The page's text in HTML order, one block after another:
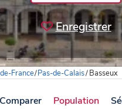
Enregistrer
France/Pas-de-Calais/Basseux
Comparer Population